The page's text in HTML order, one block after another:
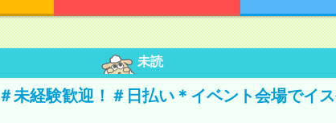
未読
未経験歓迎！＃日払い＊イベント会場でイ